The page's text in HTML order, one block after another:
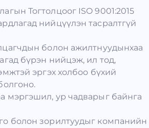
Тогтолцоог ISO 9001:2015
нийцүүлэн тасралтгүй
болон ажилтнуудынхаа
бүрэн нийцэж, ил тод,
эргэх холбоо бүхий
мэргэшил, ур чадварыг байнга
болон зорилтуудыг компанийн